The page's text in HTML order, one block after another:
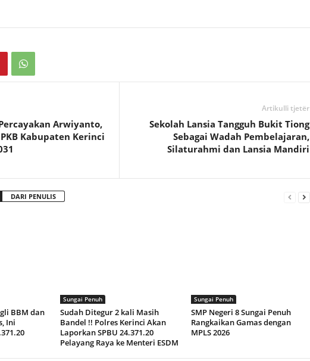
Percayakan Arwiyanto,
PKB Kabupaten Kerinci
Artikulli tjetër
Sekolah Lansia Tangguh Bukit Tiong
Sebagai Wadah Pembelajaran,
Silaturahmi dan Lansia Mandiri
DARI PENULIS
BBM dan
Ini
Sungai Penuh
Sudah Ditegur 2 kali Masih
Bandel !! Polres Kerinci Akan
Laporkan SPBU 24.371.20
Pelayang Raya ke Menteri ESDM
Sungai Penuh
SMP Negeri 8 Sungai Penuh
Rangkaikan Gamas dengan
MPLS 2026